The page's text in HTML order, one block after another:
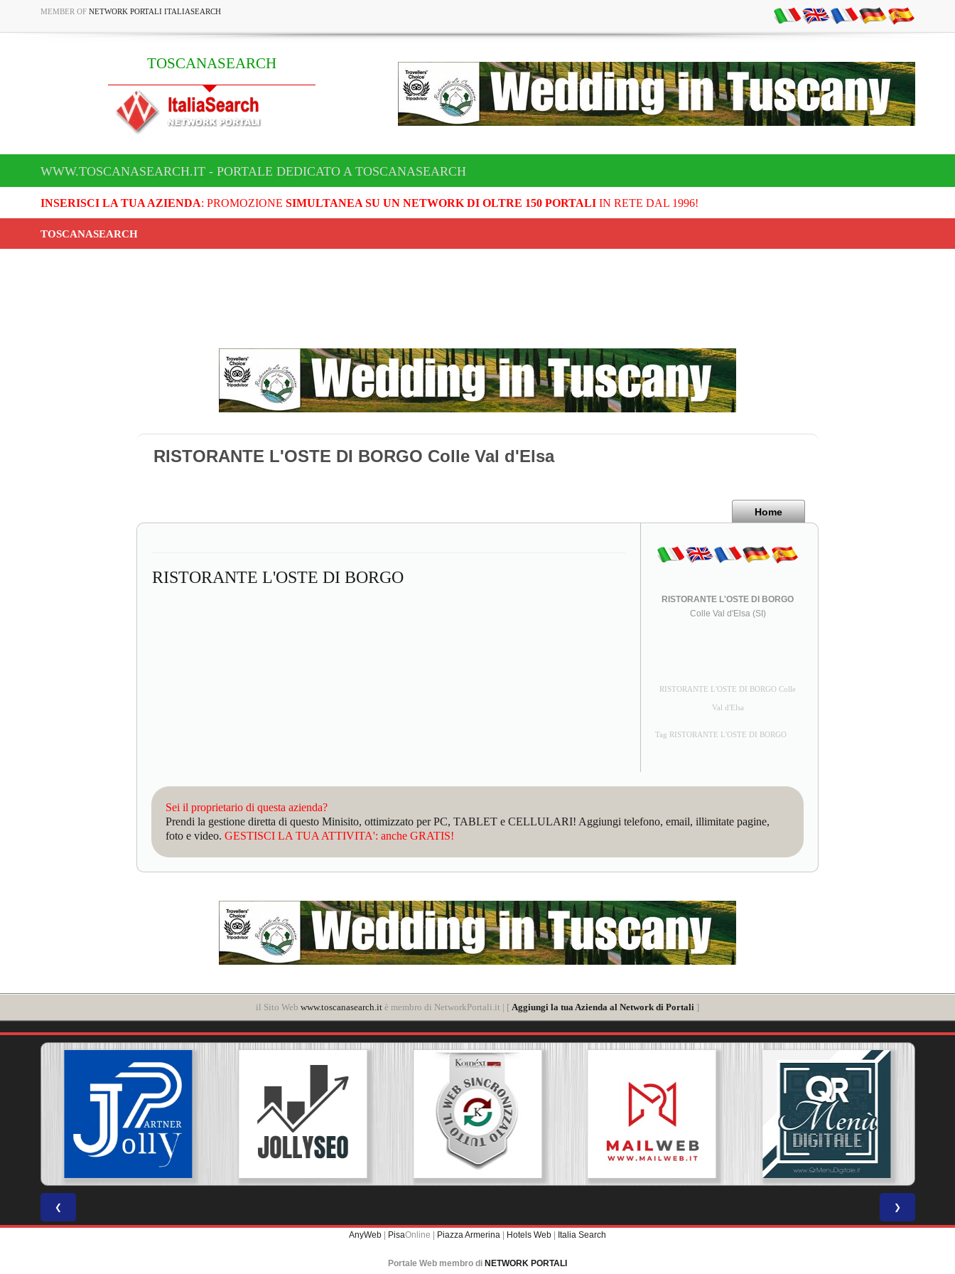
MEMBER OF NETWORK PORTALI ITALIASEARCH
TOSCANASEARCH
WWW.TOSCANASEARCH.IT - PORTALE DEDICATO A TOSCANASEARCH
INSERISCI LA TUA AZIENDA: PROMOZIONE SIMULTANEA SU UN NETWORK DI OLTRE 150 PORTALIIN RETE DAL 1996!
TOSCANASEARCH
RISTORANTE L'OSTE DI BORGO Colle Val d'Elsa
Home
RISTORANTE L'OSTE DI BORGO
RISTORANTE L'OSTE DI BORGO
Colle Val d'Elsa (SI)
RISTORANTE L'OSTE DI BORGO Colle
Val d'Elsa
Tag RISTORANTE L'OSTE DI BORGO
Sei il proprietario di questa azienda?
Prendi la gestione diretta di questo Minisito, ottimizzato per PC, TABLET e CELLULARI! Aggiungi telefono, email, illimitate pagine,
foto e video. GESTISCI LA TUA ATTIVITA': anche GRATIS!
il Sito Web www.toscanasearch.it è membro di NetworkPortali.it | [ Aggiungi la tua Azienda al Network di Portali ]
❮ ❯
AnyWeb | PisaOnline | Piazza Armerina | Hotels Web | Italia Search
Portale Web membro di NETWORK PORTALI